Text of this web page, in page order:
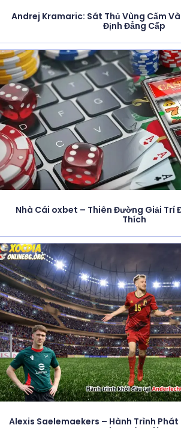
Andrej Kramaric: Sát Thủ Vùng Cấm
Định Đẳng Cấp
Nhà Cái oxbet – Thiên Đường Giải Trí
Thích
Alexis Saelemaekers – Hành Trình Phát